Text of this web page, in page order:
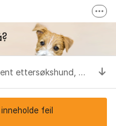
på Facebook
på Instagram
NKK-butikken
Tilbake til NKKs nettsider
Godkjent ettersøkshund, sende elektronisk?
feil